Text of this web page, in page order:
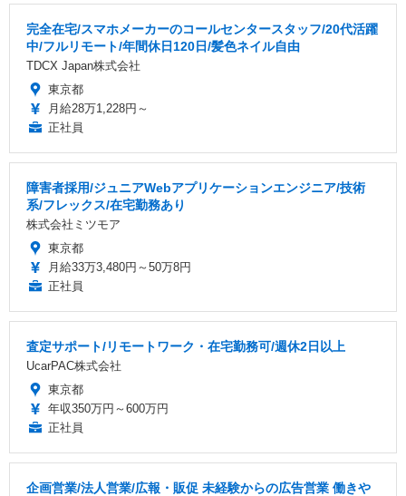
完全在宅/スマホメーカーのコールセンタースタッフ/20代活躍
中/フルリモート/年間休日120日/髪色ネイル自由
TDCX Japan株式会社
東京都
月給28万1,228円～
正社員
障害者採用/ジュニアWebアプリケーションエンジニア/技術
系/フレックス/在宅勤務あり
株式会社ミツモア
東京都
月給33万3,480円～50万8円
正社員
査定サポート/リモートワーク・在宅勤務可/週休2日以上
UcarPAC株式会社
東京都
年収350万円～600万円
正社員
企画営業/法人営業/広報・販促 未経験からの広告営業 働きや